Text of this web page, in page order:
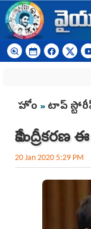
Skip to main content
You are
హోం »టాప్
వికేంద్రీకరణ
20 Jan 2020 5:29 PM